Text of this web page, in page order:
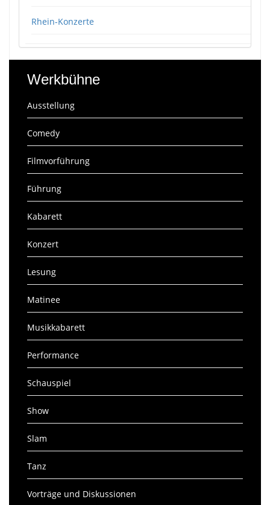
Rhein-Konzerte
Werkbühne
Ausstellung
Comedy
Filmvorführung
Führung
Kabarett
Konzert
Lesung
Matinee
Musikkabarett
Performance
Schauspiel
Show
Slam
Tanz
Vorträge und Diskussionen